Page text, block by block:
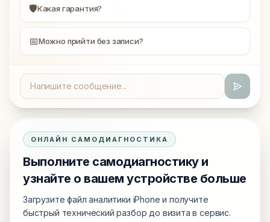
🛡Какая гарантия?
📅Можно прийти без записи?
ОНЛАЙН САМОДИАГНОСТИКА
Выполните самодиагностику и
узнайте о вашем устройстве больше
Загрузите файл аналитики iPhone и получите
быстрый технический разбор до визита в сервис.